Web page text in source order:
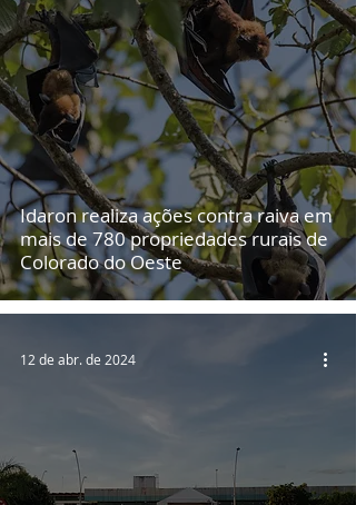
Idaron realiza ações contra raiva em
mais de 780 propriedades rurais de
Colorado do Oeste
12 de abr. de 2024